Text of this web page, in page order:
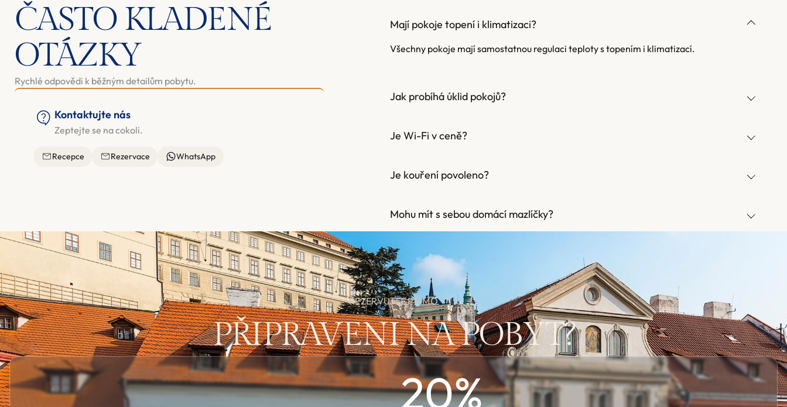
ČASTO KLADENÉ
OTÁZKY
Rychlé odpovědi k běžným detailům pobytu.
Kontaktujte nás
Zeptejte se na cokoli.
Recepce Rezervace WhatsApp
Mají pokoje topení i klimatizaci?
Všechny pokoje mají samostatnou regulaci teploty s topením i klimatizací.
Jak probíhá úklid pokojů?
Je Wi-Fi v ceně?
Je kouření povoleno?
Mohu mít s sebou domácí mazlíčky?
REZERVUJTE PŘÍMO
PŘIPRAVENI NA POBYT?
20%